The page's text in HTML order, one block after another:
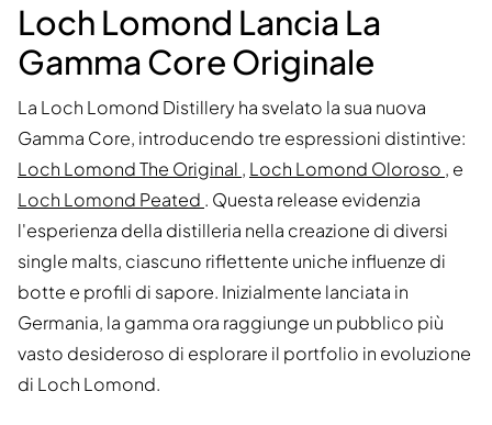
Loch Lomond Lancia La
Gamma Core Originale
La Loch Lomond Distillery ha svelato la sua nuova
Gamma Core, introducendo tre espressioni distintive:
Loch Lomond The Original , Loch Lomond Oloroso , e
Loch Lomond Peated . Questa release evidenzia
l'esperienza della distilleria nella creazione di diversi
single malts, ciascuno riflettente uniche influenze di
botte e profili di sapore. Inizialmente lanciata in
Germania, la gamma ora raggiunge un pubblico più
vasto desideroso di esplorare il portfolio in evoluzione
di Loch Lomond.